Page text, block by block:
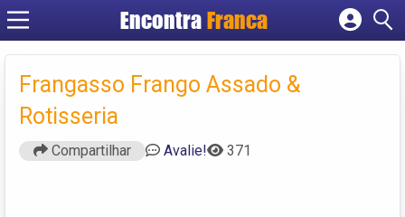
Encontra Franca
Cadastrar empresa
Criar conta
Frangasso Frango Assado &
Rotisseria
Compartilhar Avalie! 371